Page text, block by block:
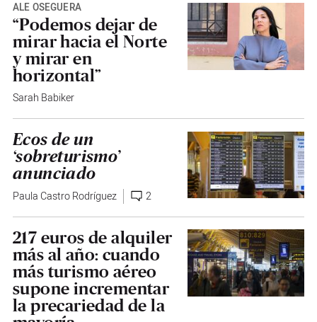
ALE OSEGUERA
“Podemos dejar de
mirar hacia el Norte
y mirar en
horizontal”
Sarah Babiker
Ecos de un
‘sobreturismo’
anunciado
Paula Castro Rodríguez 2
217 euros de alquiler
más al año: cuando
más turismo aéreo
supone incrementar
la precariedad de la